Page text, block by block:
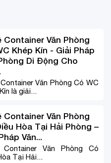
Container Văn Phòng
Khép Kín - Giải Pháp
Di Động Cho
Văn Phòng Có WC
là giải...
Container Văn Phòng
Hòa Tại Hải Phòng –
Văn...
Container Văn Phòng Có
Tại Hải...